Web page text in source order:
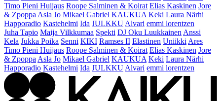
Timo Pieni Huijaus Roope Salminen & Koirat Elias Kaskinen Jore
& Zpoppa Asla Jo Mikael Gabriel KAUKUA Keki Laura Närhi
Happoradio Kastehelmi Ida JULKKU Alvari emmi lorentzen
Juha Tapio Maija Vilkkumaa Spekti DJ Oku Luukkainen Anssi
Kela Jukka Poika Senni KIKI Ramses II Elastinen Uniikki Ares
Timo Pieni Huijaus Roope Salminen & Koirat Elias Kaskinen Jore
& Zpoppa Asla Jo Mikael Gabriel KAUKUA Keki Laura Närhi
Happoradio Kastehelmi Ida JULKKU Alvari emmi lorentzen